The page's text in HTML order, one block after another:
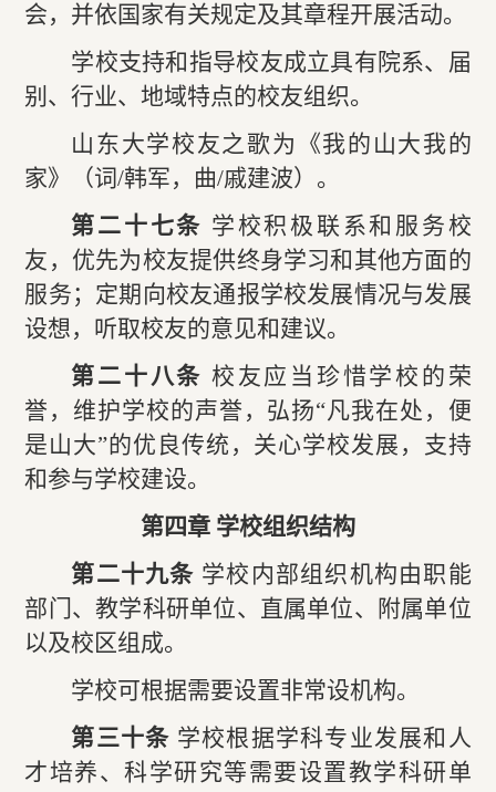
会，并依国家有关规定及其章程开展活动。
学校支持和指导校友成立具有院系、届
别、行业、地域特点的校友组织。
山东大学校友之歌为《我的山大我的
家》（词/韩军，曲/戚建波）。
第二十七条 学校积极联系和服务校
友，优先为校友提供终身学习和其他方面的
服务；定期向校友通报学校发展情况与发展
设想，听取校友的意见和建议。
第二十八条 校友应当珍惜学校的荣
誉，维护学校的声誉，弘扬“凡我在处，便
是山大”的优良传统，关心学校发展，支持
和参与学校建设。
第四章 学校组织结构
第二十九条 学校内部组织机构由职能
部门、教学科研单位、直属单位、附属单位
以及校区组成。
学校可根据需要设置非常设机构。
第三十条 学校根据学科专业发展和人
才培养、科学研究等需要设置教学科研单